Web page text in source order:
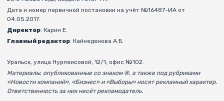
Дата и номер первичной постановки на учёт №16487-ИА от
04.05.2017.
Директор: Карин Е.
Главный редактор: Кайнеденова А.Б.
Уральск, улица Нурпеисовой, 12/1, офис №102.
Материалы, опубликованные со знаком ®, а также под рубриками
«Новости компаний», «Бизнес» и «Выборы» носят рекламный характер.
Ответственность за них несёт рекламодатель.